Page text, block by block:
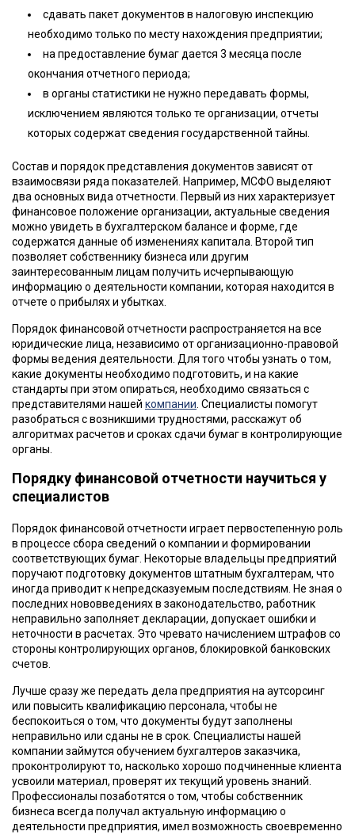
сдавать пакет документов в налоговую инспекцию
необходимо только по месту нахождения предприятии;
на предоставление бумаг дается 3 месяца после
окончания отчетного периода;
в органы статистики не нужно передавать формы,
исключением являются только те организации, отчеты
которых содержат сведения государственной тайны.
Состав и порядок представления документов зависят от
взаимосвязи ряда показателей. Например, МСФО выделяют
два основных вида отчетности. Первый из них характеризует
финансовое положение организации, актуальные сведения
можно увидеть в бухгалтерском балансе и форме, где
содержатся данные об изменениях капитала. Второй тип
позволяет собственнику бизнеса или другим
заинтересованным лицам получить исчерпывающую
информацию о деятельности компании, которая находится в
отчете о прибылях и убытках.
Порядок финансовой отчетности распространяется на все
юридические лица, независимо от организационно-правовой
формы ведения деятельности. Для того чтобы узнать о том,
какие документы необходимо подготовить, и на какие
стандарты при этом опираться, необходимо связаться с
представителями нашей компании. Специалисты помогут
разобраться с возникшими трудностями, расскажут об
алгоритмах расчетов и сроках сдачи бумаг в контролирующие
органы.
Порядку финансовой отчетности научиться у
специалистов
Порядок финансовой отчетности играет первостепенную роль
в процессе сбора сведений о компании и формировании
соответствующих бумаг. Некоторые владельцы предприятий
поручают подготовку документов штатным бухгалтерам, что
иногда приводит к непредсказуемым последствиям. Не зная о
последних нововведениях в законодательство, работник
неправильно заполняет декларации, допускает ошибки и
неточности в расчетах. Это чревато начислением штрафов со
стороны контролирующих органов, блокировкой банковских
счетов.
Лучше сразу же передать дела предприятия на аутсорсинг
или повысить квалификацию персонала, чтобы не
беспокоиться о том, что документы будут заполнены
неправильно или сданы не в срок. Специалисты нашей
компании займутся обучением бухгалтеров заказчика,
проконтролируют то, насколько хорошо подчиненные клиента
усвоили материал, проверят их текущий уровень знаний.
Профессионалы позаботятся о том, чтобы собственник
бизнеса всегда получал актуальную информацию о
деятельности предприятия, имел возможность своевременно